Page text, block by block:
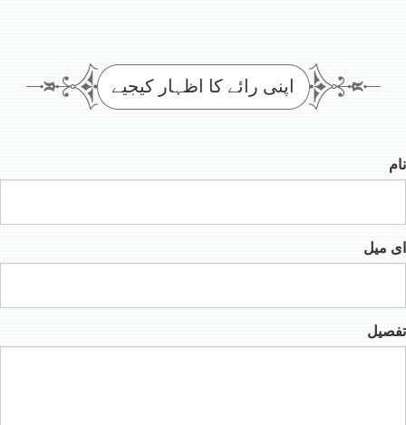
اپنی رائے کا اظہار کیجیے
نام
ای میل
تفصیل